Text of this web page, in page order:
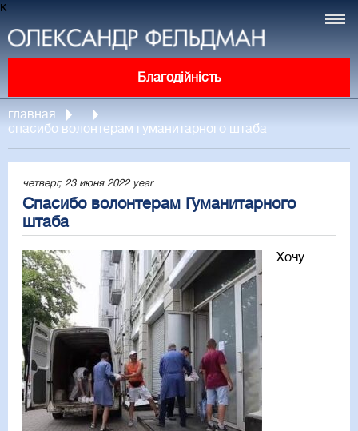
к
Благодійність
главная
спасибо волонтерам гуманитарного штаба
четверг, 23 июня 2022 year
Спасибо волонтерам Гуманитарного
штаба
Хочу